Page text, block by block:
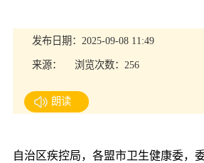
发布日期：2025-09-08 11:49
来源： 浏览次数：256
朗读
自治区疾控局，各盟市卫生健康委，